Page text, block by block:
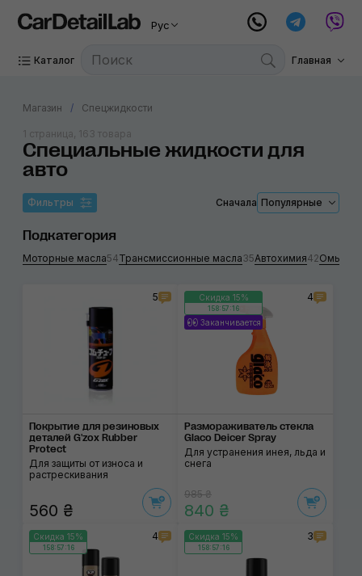
Рус
Каталог Главная
Магазин Спецжидкости
Специальные жидкости для
авто
1 страница, 163 товара
Фильтры Сначала Популярные
Подкатегория
Моторные масла54Трансмиссионные масла35Автохимия42
5
Покрытие для резино­вых
деталей G'zox Rubber
Protect
Для защиты от износа и
растрескивания
560 ₴
Скидка 15%
158:57:15
Заканчивается
4
Размораживатель стекла
Glaco Deicer Spray
Для устранения инея, льда и
снега
985 ₴
840 ₴
Скидка 15%
158:57:15
4 Скидка 15%
158:57:15
3